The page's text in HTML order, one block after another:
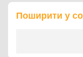
Поширити у